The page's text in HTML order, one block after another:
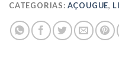
CATEGORIAS: AÇOUGUE,